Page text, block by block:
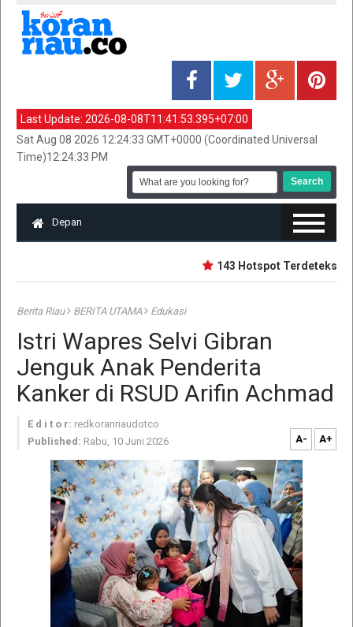
Last Update: 2026-08-08T11:41:53.395+07:00
Sat Aug 08 2026 12:24:33 GMT+0000 (Coordinated Universal
Time)12:24:33 PM
Depan
143 Hotspot Terdeteksi di
Berita Riau BERITA UTAMA Edukasi
Istri Wapres Selvi Gibran
Jenguk Anak Penderita
Kanker di RSUD Arifin Achmad
E d i t o r: redkoranriaudotco
Published: Rabu, 10 Juni 2026 A- A+